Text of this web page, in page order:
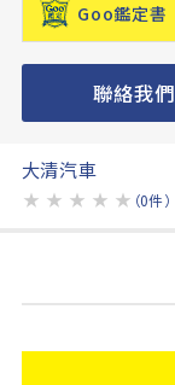
Goo鑑定書
聯絡我們
大清汽車
★ ★ ★ ★ ★ （0件）